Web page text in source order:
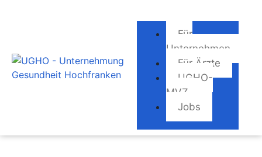
Für
Unternehmen
Für Ärzte
UGHO-
MVZ
Jobs